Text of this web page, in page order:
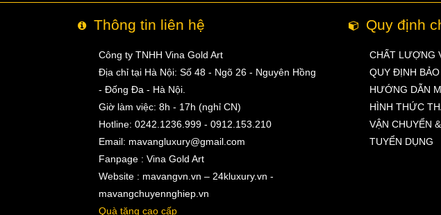
Thông tin liên hệ
Công ty TNHH Vina Gold Art
Địa chỉ tại Hà Nội: Số 48 - Ngõ 26 - Nguyên Hồng
- Đống Đa - Hà Nội.
Giờ làm việc: 8h - 17h (nghỉ CN)
Hotline: 0242.1236.999 - 0912.153.210
Email: mavangluxury@gmail.com
Fanpage : Vina Gold Art
Website : mavangvn.vn – 24kluxury.vn -
mavangchuyennghiep.vn
Quà tặng cao cấp
Quy định
CHẤT LƯỢNG
QUY ĐỊNH BẢO
HƯỚNG DẪN
HÌNH THỨC
VẬN CHUYỂN
TUYỂN DỤNG